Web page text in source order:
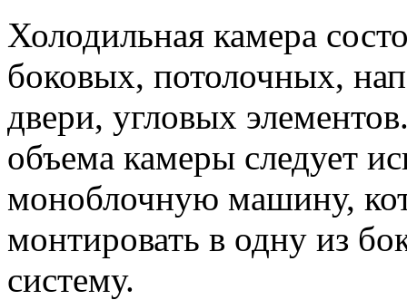
Холодильная камера
боковых, потолочных,
двери, угловых
объема камеры следует
моноблочную машину,
монтировать в одну из
систему.